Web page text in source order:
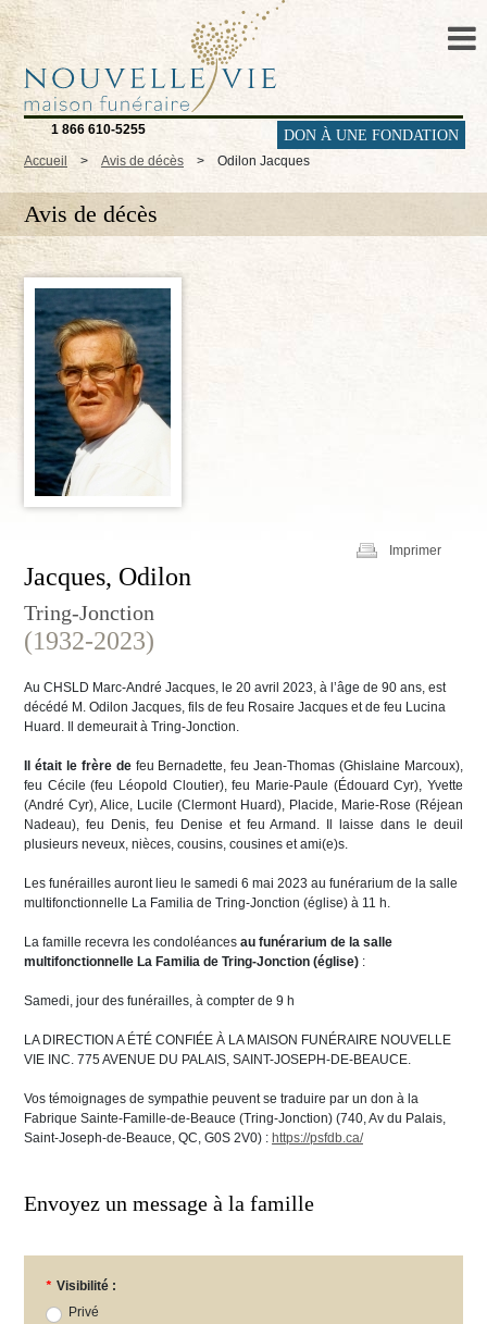
1 866 610-5255 DON À UNE FONDATION
Accueil > Avis de décès > Odilon Jacques
Avis de décès
Imprimer
Jacques, Odilon
Tring-Jonction
(1932-2023)
Au CHSLD Marc-André Jacques, le 20 avril 2023, à l’âge de 90 ans, est
décédé M. Odilon Jacques, fils de feu Rosaire Jacques et de feu Lucina
Huard. Il demeurait à Tring-Jonction.
Il était le frère defeu Bernadette, feu Jean-Thomas (Ghislaine Marcoux),
feu Cécile (feu Léopold Cloutier), feu Marie-Paule (Édouard Cyr), Yvette
(André Cyr), Alice, Lucile (Clermont Huard), Placide, Marie-Rose (Réjean
Nadeau), feu Denis, feu Denise et feu Armand. Il laisse dans le deuil
plusieurs neveux, nièces, cousins, cousines et ami(e)s.
Les funérailles auront lieu le samedi 6 mai 2023 au funérarium de la salle
multifonctionnelle La Familia de Tring-Jonction (église) à 11 h.
La famille recevra les condoléances au funérarium de la salle
multifonctionnelle La Familia de Tring-Jonction (église) :
Samedi, jour des funérailles, à compter de 9 h
LA DIRECTION A ÉTÉ CONFIÉE À LA MAISON FUNÉRAIRE NOUVELLE
VIE INC. 775 AVENUE DU PALAIS, SAINT-JOSEPH-DE-BEAUCE.
Vos témoignages de sympathie peuvent se traduire par un don à la
Fabrique Sainte-Famille-de-Beauce (Tring-Jonction) (740, Av du Palais,
Saint-Joseph-de-Beauce, QC, G0S 2V0) : https://psfdb.ca/
Envoyez un message à la famille
* Visibilité :
Privé